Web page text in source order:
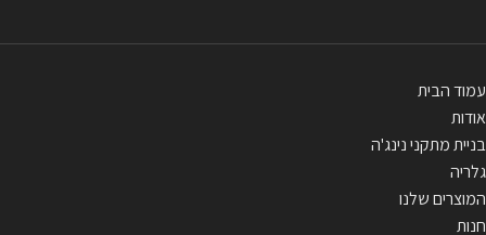
עמוד הבית
אודות
בניית מתקני נינג'ה
גלריה
המוצרים שלנו
חנות